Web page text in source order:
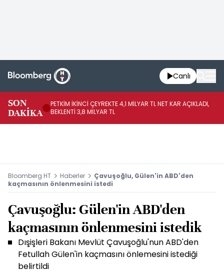
Canlı
SON
DAKİKA
PETKİM İKİNCİ ÇEYREKTE 4,1 MİLYAR TL NET KAR AÇIKLADI,
BEKLENTİ 3,8 MİLYAR TL
Bloomberg HT Haberler
Çavuşoğlu, Gülen'in ABD'den
kaçmasının önlenmesini istedi
Çavuşoğlu: Gülen'in ABD'den
kaçmasının önlenmesini istedik
Dışişleri Bakanı Mevlüt Çavuşoğlu'nun ABD'den
Fetullah Gülen'in kaçmasını önlemesini istediği
belirtildi